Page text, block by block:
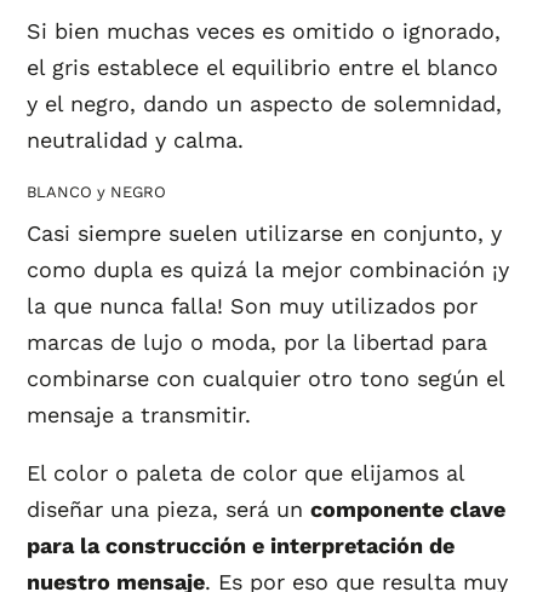
Si bien muchas veces es omitido o ignorado,
el gris establece el equilibrio entre el blanco
y el negro, dando un aspecto de solemnidad,
neutralidad y calma.
BLANCO y NEGRO
Casi siempre suelen utilizarse en conjunto, y
como dupla es quizá la mejor combinación ¡y
la que nunca falla! Son muy utilizados por
marcas de lujo o moda, por la libertad para
combinarse con cualquier otro tono según el
mensaje a transmitir.
El color o paleta de color que elijamos al
diseñar una pieza, será uncomponente clave
para la construcción e interpretación de
nuestro mensaje. Es por eso que resulta muy